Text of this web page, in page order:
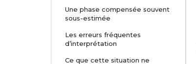
Une phase compensée souvent
sous-estimée
Les erreurs fréquentes
d’interprétation
Ce que cette situation ne